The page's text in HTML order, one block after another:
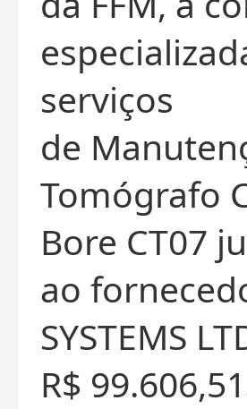
serviços
de
Tomógrafo
Bore CT07
ao
SYSTEMS
R$